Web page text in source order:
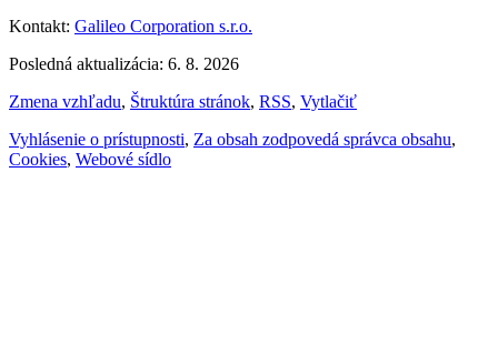
Kontakt: Galileo Corporation s.r.o.
Posledná aktualizácia: 6. 8. 2026
Zmena vzhľadu, Štruktúra stránok, RSS, Vytlačiť
Vyhlásenie o prístupnosti, Za obsah zodpovedá správca obsahu,
Cookies, Webové sídlo